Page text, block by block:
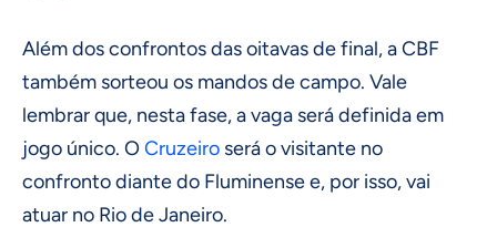
Além dos confrontos das oitavas de final, a CBF
também sorteou os mandos de campo. Vale
lembrar que, nesta fase, a vaga será definida em
jogo único. OCruzeiro será o visitante no
confronto diante do Fluminense e, por isso, vai
atuar no Rio de Janeiro.